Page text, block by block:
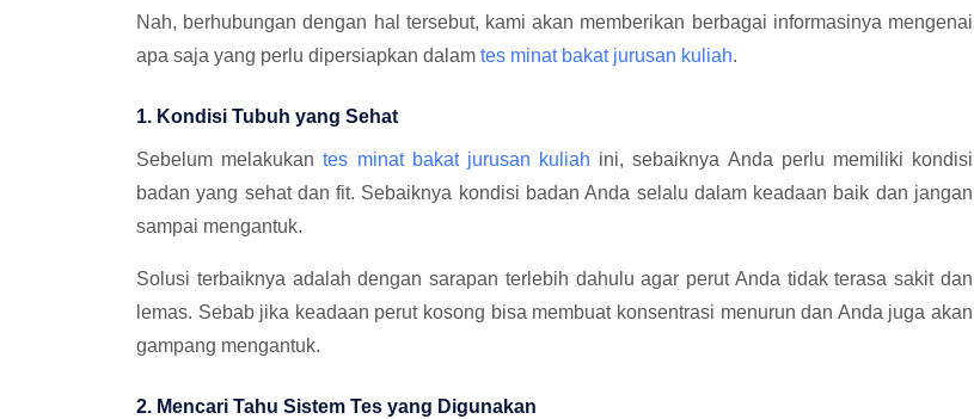
Nah, berhubungan dengan hal tersebut, kami akan memberikan berbagai informasinya mengenai
apa saja yang perlu dipersiapkan dalam tes minat bakat jurusan kuliah.
1. Kondisi Tubuh yang Sehat
Sebelum melakukantes minat bakat jurusan kuliah ini, sebaiknya Anda perlu memiliki kondisi
badan yang sehat dan fit. Sebaiknya kondisi badan Anda selalu dalam keadaan baik dan jangan
sampai mengantuk.
Solusi terbaiknya adalah dengan sarapan terlebih dahulu agar perut Anda tidak terasa sakit dan
lemas. Sebab jika keadaan perut kosong bisa membuat konsentrasi menurun dan Anda juga akan
gampang mengantuk.
2. Mencari Tahu Sistem Tes yang Digunakan